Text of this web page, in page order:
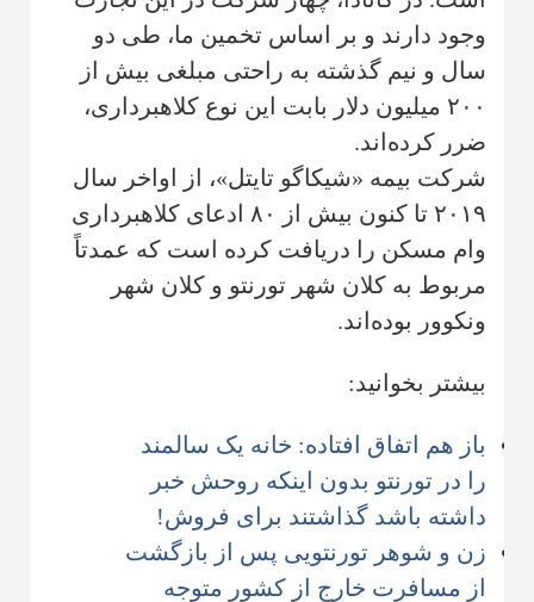
وجود دارند و بر اساس تخمین ما، طی دو
سال و نیم گذشته به راحتی مبلغی بیش از
۲۰۰ میلیون دلار بابت این نوع کلاهبرداری،
ضرر کرده‌اند.
شرکت بیمه «شیکاگو تایتل»، از اواخر سال
۲۰۱۹ تا کنون بیش از ۸۰ ادعای کلاهبرداری
وام مسکن را دریافت کرده است که عمدتاً
مربوط به کلان شهر تورنتو و کلان شهر
ونکوور بوده‌اند.
بیشتر بخوانید:
باز هم اتفاق افتاده: خانه یک سالمند
را در تورنتو بدون اینکه روحش خبر
داشته باشد گذاشتند برای فروش!
زن و شوهر تورنتویی پس از بازگشت
از مسافرت خارج از کشور متوجه